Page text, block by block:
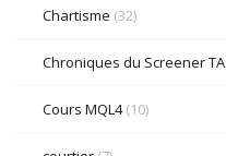
Chartisme (32)
Chroniques du Screener TA
Cours MQL4(10)